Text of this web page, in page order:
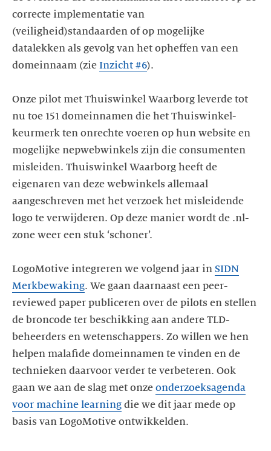
correcte implementatie van
(veiligheid)standaarden of op mogelijke
datalekken als gevolg van het opheffen van een
domeinnaam (zie Inzicht #6).
Onze pilot met Thuiswinkel Waarborg leverde tot
nu toe 151 domeinnamen die het Thuiswinkel-
keurmerk ten onrechte voeren op hun website en
mogelijke nepwebwinkels zijn die consumenten
misleiden. Thuiswinkel Waarborg heeft de
eigenaren van deze webwinkels allemaal
aangeschreven met het verzoek het misleidende
logo te verwijderen. Op deze manier wordt de .nl-
zone weer een stuk ‘schoner’.
LogoMotive integreren we volgend jaar in SIDN
Merkbewaking. We gaan daarnaast een peer-
reviewed paper publiceren over de pilots en stellen
de broncode ter beschikking aan andere TLD-
beheerders en wetenschappers. Zo willen we hen
helpen malafide domeinnamen te vinden en de
technieken daarvoor verder te verbeteren. Ook
gaan we aan de slag met onze onderzoeksagenda
voor machine learning die we dit jaar mede op
basis van LogoMotive ontwikkelden.